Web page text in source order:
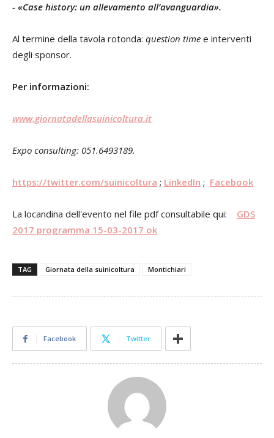
- «Case history: un allevamento all’avanguardia».
Al termine della tavola rotonda: question time e interventi
degli sponsor.
Per informazioni:
www.giornatadellasuinicoltura.it
Expo consulting: 051.6493189.
https://twitter.com/suinicoltura ; LinkedIn ; Facebook
La locandina dell'evento nel file pdf consultabile qui: GDS
2017 programma 15-03-2017 ok
TAG Giornata della suinicoltura Montichiari
Facebook Twitter